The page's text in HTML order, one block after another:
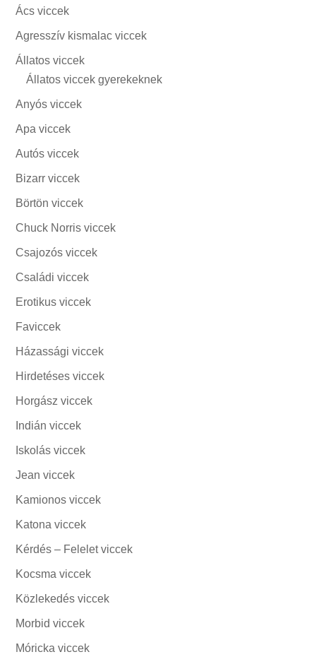
Ács viccek
Agresszív kismalac viccek
Állatos viccek
Állatos viccek gyerekeknek
Anyós viccek
Apa viccek
Autós viccek
Bizarr viccek
Börtön viccek
Chuck Norris viccek
Csajozós viccek
Családi viccek
Erotikus viccek
Faviccek
Házassági viccek
Hirdetéses viccek
Horgász viccek
Indián viccek
Iskolás viccek
Jean viccek
Kamionos viccek
Katona viccek
Kérdés – Felelet viccek
Kocsma viccek
Közlekedés viccek
Morbid viccek
Móricka viccek